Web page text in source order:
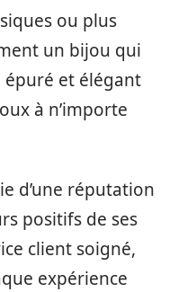
ou plus
un bijou qui
épuré et élégant
à n’importe
d’une réputation
positifs de ses
client soigné,
expérience